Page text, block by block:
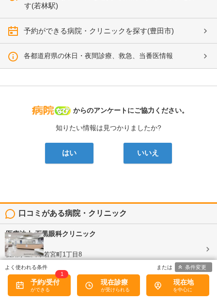
す(若林駅)
予約ができる病院・クリニックを探す(豊田市)
各都道府県の休日・夜間診療、救急、当番医情報
病院なび
からのアンケートにご協力ください。
知りたい情報は見つかりましたか?
はい いいえ
口コミがある病院・クリニック
医療法人石黒眼科クリニック
眼科
愛知県豊田市若宮町1丁目8
第38オーシャンビル2F
口コミ: 2件 5
四年ぶりに来院したが、やっぱりスタッフ含め先生も丁寧で優しい。ほかの病
予約/受付
1
現在診療 現在地
条件変更